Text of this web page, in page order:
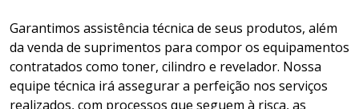
Garantimos assistência técnica de seus produtos, além
da venda de suprimentos para compor os equipamentos
contratados como toner, cilindro e revelador. Nossa
equipe técnica irá assegurar a perfeição nos serviços
realizados, com processos que seguem à risca, as